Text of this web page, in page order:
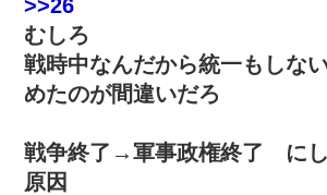
>>26
むしろ
戦時中なんだから統一もしな
めたのが間違いだろ
戦争終了→軍事政権終了 に
原因